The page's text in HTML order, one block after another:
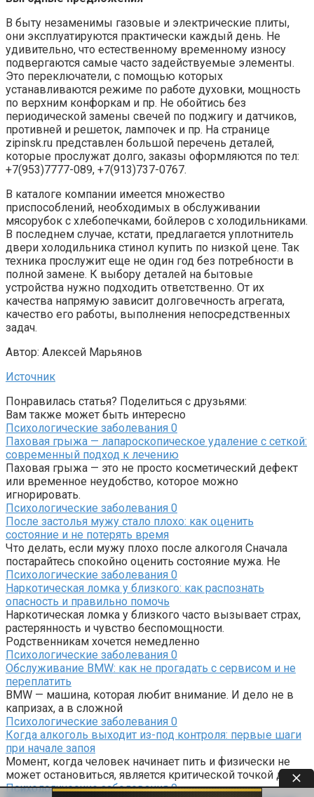
В быту незаменимы газовые и электрические плиты,
они эксплуатируются практически каждый день. Не
удивительно, что естественному временному износу
подвергаются самые часто задействуемые элементы.
Это переключатели, с помощью которых
устанавливаются режиме по работе духовки, мощность
по верхним конфоркам и пр. Не обойтись без
периодической замены свечей по поджигу и датчиков,
противней и решеток, лампочек и пр. На странице
zipinsk.ru представлен большой перечень деталей,
которые прослужат долго, заказы оформляются по тел:
+7(953)7777-089, +7(913)737-0767.
В каталоге компании имеется множество
приспособлений, необходимых в обслуживании
мясорубок с хлебопечками, бойлеров с холодильниками.
В последнем случае, кстати, предлагается уплотнитель
двери холодильника стинол купить по низкой цене. Так
техника прослужит еще не один год без потребности в
полной замене. К выбору деталей на бытовые
устройства нужно подходить ответственно. От их
качества напрямую зависит долговечность агрегата,
качество его работы, выполнения непосредственных
задач.
Автор: Алексей Марьянов
Источник
Понравилась статья? Поделиться с друзьями:
Вам также может быть интересно
Психологические заболевания 0
Паховая грыжа — лапароскопическое удаление с сеткой:
современный подход к лечению
Паховая грыжа — это не просто косметический дефект
или временное неудобство, которое можно
игнорировать.
Психологические заболевания 0
После застолья мужу стало плохо: как оценить
состояние и не потерять время
Что делать, если мужу плохо после алкоголя Сначала
постарайтесь спокойно оценить состояние мужа. Не
Психологические заболевания 0
Наркотическая ломка у близкого: как распознать
опасность и правильно помочь
Наркотическая ломка у близкого часто вызывает страх,
растерянность и чувство беспомощности.
Родственникам хочется немедленно
Психологические заболевания 0
Обслуживание BMW: как не прогадать с сервисом и не
переплатить
BMW — машина, которая любит внимание. И дело не в
капризах, а в сложной
Психологические заболевания 0
Когда алкоголь выходит из-под контроля: первые шаги
при начале запоя
Момент, когда человек начинает пить и физически не
может остановиться, является критической точкой для
Психологические заболевания0